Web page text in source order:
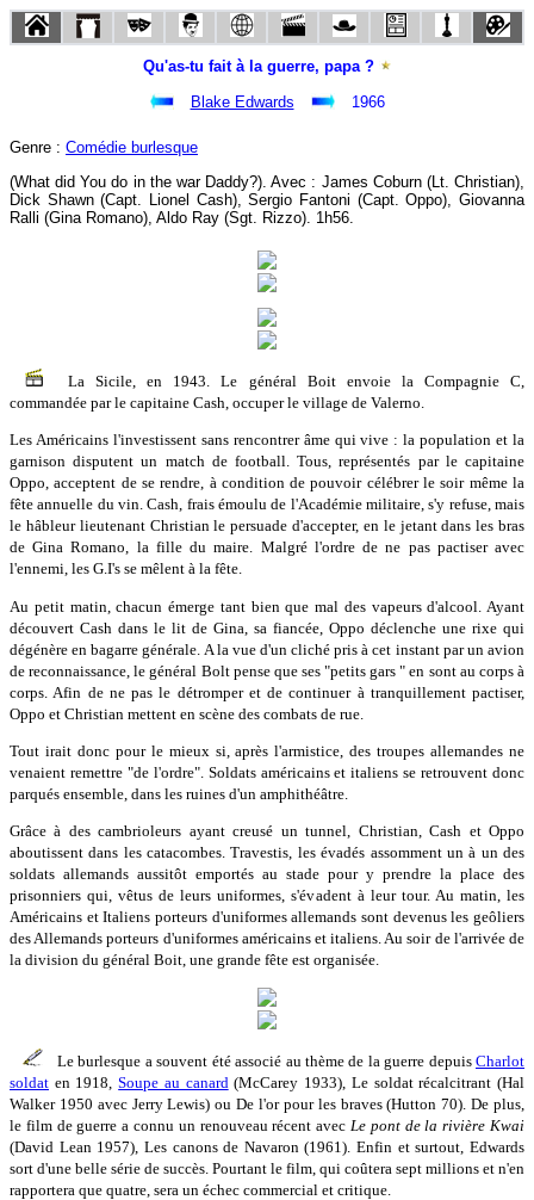
Qu'as-tu fait à la guerre, papa ?
Blake Edwards
1966
Genre : Comédie burlesque
(What did You do in the war Daddy?). Avec : James Coburn (Lt. Christian),
Dick Shawn (Capt. Lionel Cash), Sergio Fantoni (Capt. Oppo), Giovanna
Ralli (Gina Romano), Aldo Ray (Sgt. Rizzo). 1h56.
La Sicile, en 1943. Le général Boit envoie la Compagnie C,
commandée par le capitaine Cash, occuper le village de Valerno.
Les Américains l'investissent sans rencontrer âme qui vive : la population et la
garnison disputent un match de football. Tous, représentés par le capitaine
Oppo, acceptent de se rendre, à condition de pouvoir célébrer le soir même la
fête annuelle du vin. Cash, frais émoulu de l'Académie militaire, s'y refuse, mais
le hâbleur lieutenant Christian le persuade d'accepter, en le jetant dans les bras
de Gina Romano, la fille du maire. Malgré l'ordre de ne pas pactiser avec
l'ennemi, les G.I's se mêlent à la fête.
Au petit matin, chacun émerge tant bien que mal des vapeurs d'alcool. Ayant
découvert Cash dans le lit de Gina, sa fiancée, Oppo déclenche une rixe qui
dégénère en bagarre générale. A la vue d'un cliché pris à cet instant par un avion
de reconnaissance, le général Bolt pense que ses "petits gars " en sont au corps à
corps. Afin de ne pas le détromper et de continuer à tranquillement pactiser,
Oppo et Christian mettent en scène des combats de rue.
Tout irait donc pour le mieux si, après l'armistice, des troupes allemandes ne
venaient remettre "de l'ordre". Soldats américains et italiens se retrouvent donc
parqués ensemble, dans les ruines d'un amphithéâtre.
Grâce à des cambrioleurs ayant creusé un tunnel, Christian, Cash et Oppo
aboutissent dans les catacombes. Travestis, les évadés assomment un à un des
soldats allemands aussitôt emportés au stade pour y prendre la place des
prisonniers qui, vêtus de leurs uniformes, s'évadent à leur tour. Au matin, les
Américains et Italiens porteurs d'uniformes allemands sont devenus les geôliers
des Allemands porteurs d'uniformes américains et italiens. Au soir de l'arrivée de
la division du général Boit, une grande fête est organisée.
Le burlesque a souvent été associé au thème de la guerre depuis Charlot
soldat en 1918,Soupe au canard (McCarey 1933), Le soldat récalcitrant (Hal
Walker 1950 avec Jerry Lewis) ou De l'or pour les braves (Hutton 70). De plus,
le film de guerre a connu un renouveau récent avec Le pont de la rivière Kwai
(David Lean 1957), Les canons de Navaron (1961). Enfin et surtout, Edwards
sort d'une belle série de succès. Pourtant le film, qui coûtera sept millions et n'en
rapportera que quatre, sera un échec commercial et critique.